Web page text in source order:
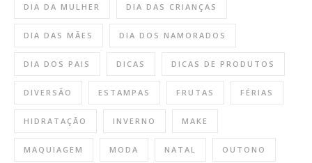
DIA DA MULHER DIA DAS CRIANÇAS
DIA DAS MÃES DIA DOS NAMORADOS
DIA DOS PAIS DICAS DICAS DE PRODUTOS
DIVERSÃO ESTAMPAS FRUTAS FÉRIAS
HIDRATAÇÃO INVERNO MAKE
MAQUIAGEM MODA NATAL OUTONO